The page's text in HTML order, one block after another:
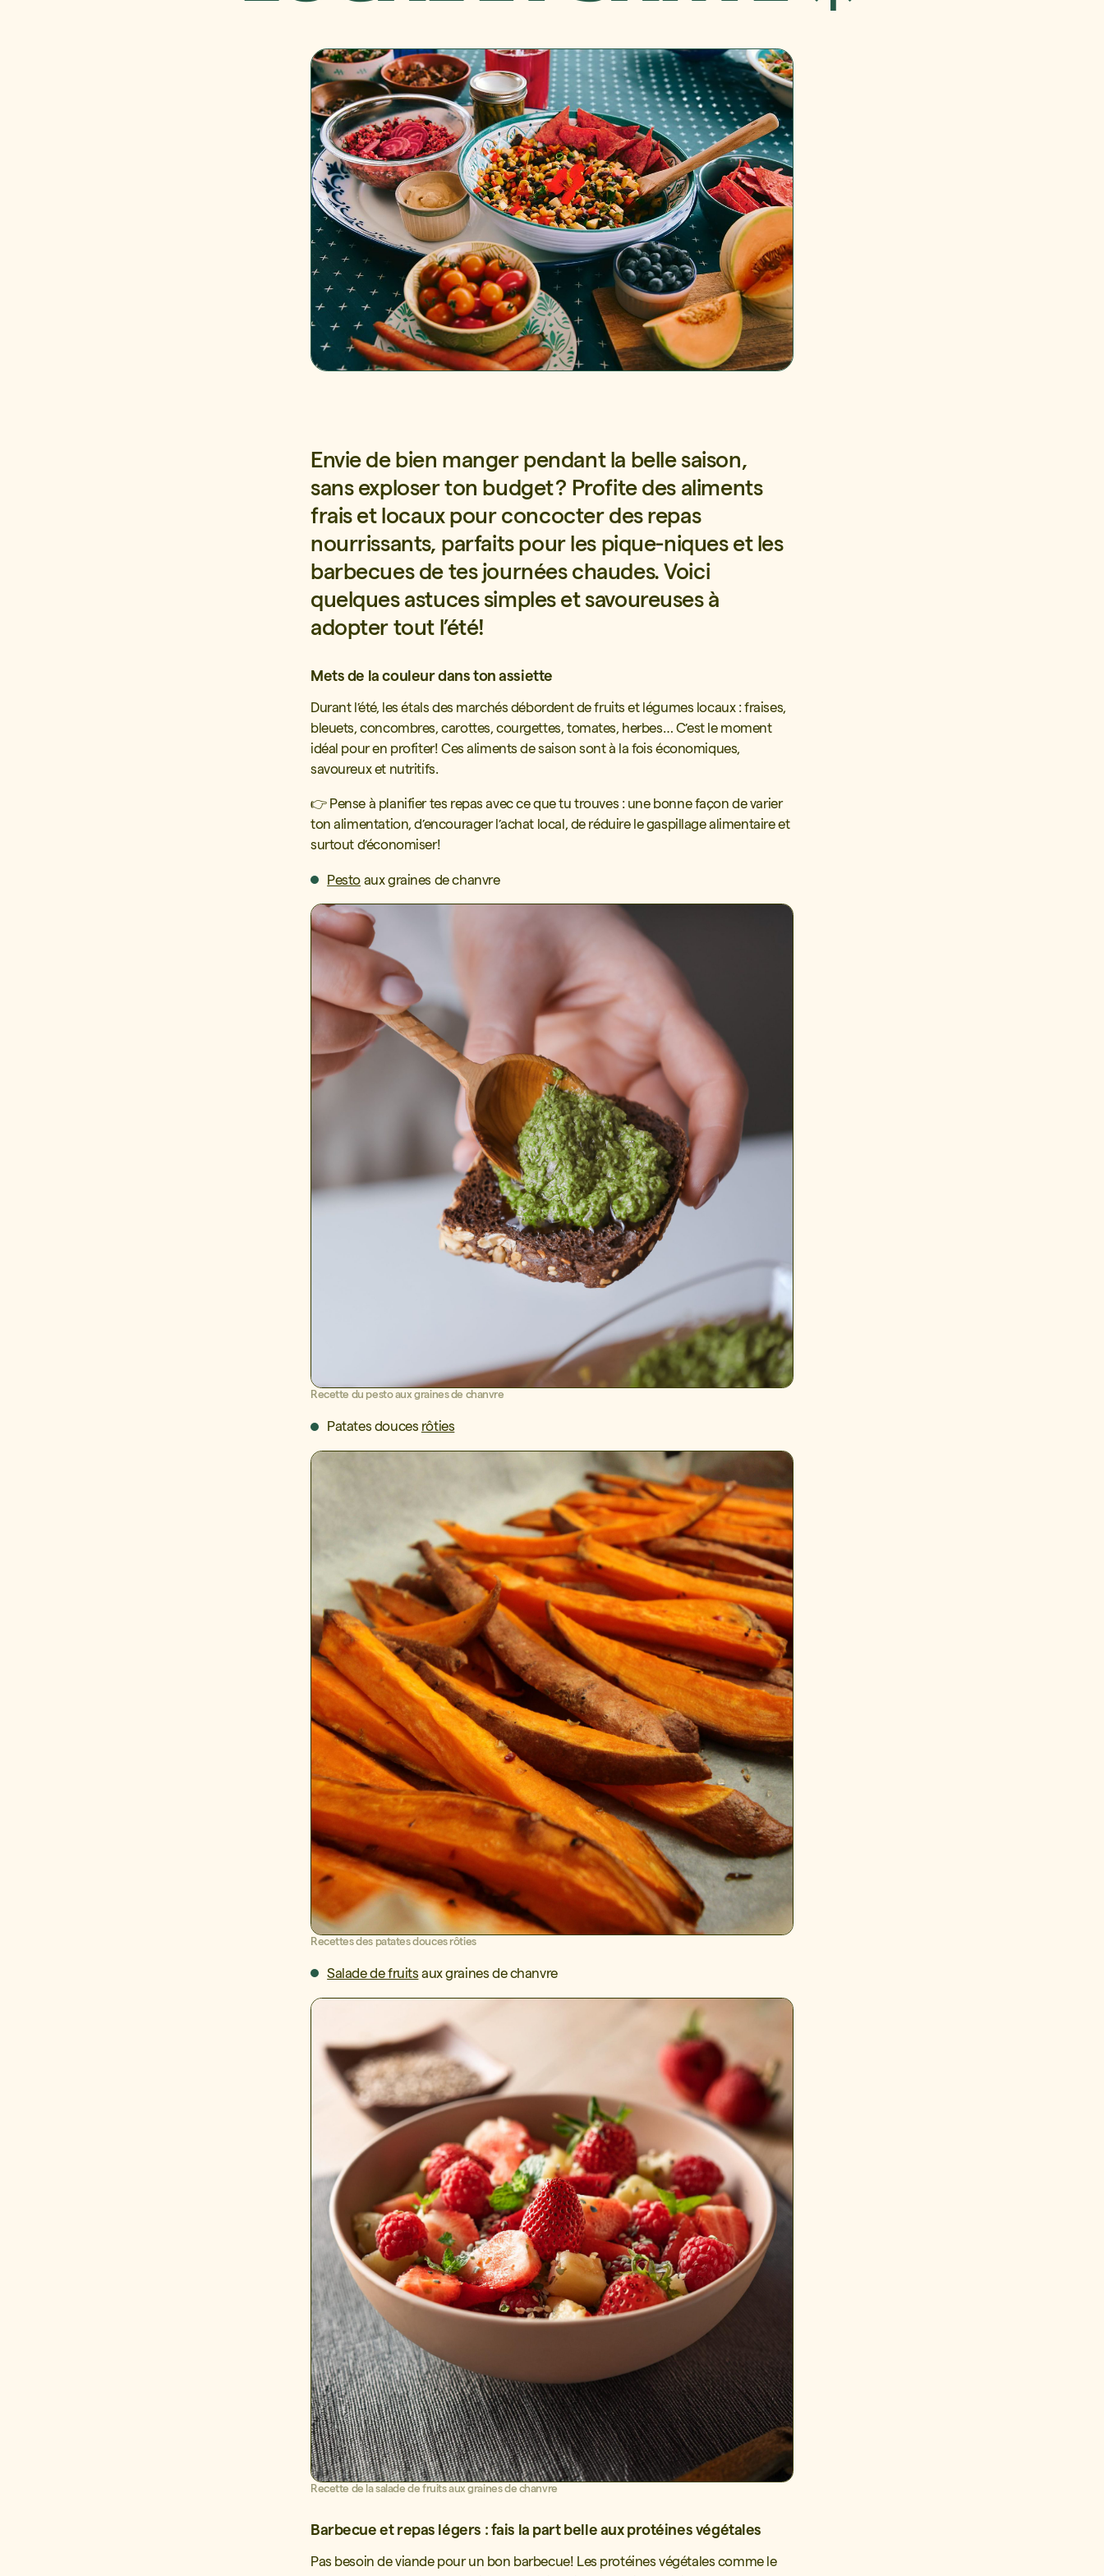
Envie de bien manger pendant la belle saison,
sans exploser ton budget ? Profite des aliments
frais et locaux pour concocter des repas
nourrissants, parfaits pour les pique-niques et les
barbecues de tes journées chaudes. Voici
quelques astuces simples et savoureuses à
adopter tout l’été!
Mets de la couleur dans ton assiette
Durant l’été, les étals des marchés débordent de fruits et légumes locaux : fraises,
bleuets, concombres, carottes, courgettes, tomates, herbes… C’est le moment
idéal pour en profiter! Ces aliments de saison sont à la fois économiques,
savoureux et nutritifs.
👉 Pense à planifier tes repas avec ce que tu trouves : une bonne façon de varier
ton alimentation, d’encourager l’achat local, de réduire le gaspillage alimentaire et
surtout d’économiser!
Pesto aux graines de chanvre
Recette du pesto aux graines de chanvre
Patates douces rôties
Recettes des patates douces rôties
Salade de fruits aux graines de chanvre
Recette de la salade de fruits aux graines de chanvre
Barbecue et repas légers : fais la part belle aux protéines végétales
Pas besoin de viande pour un bon barbecue! Les protéines végétales comme le